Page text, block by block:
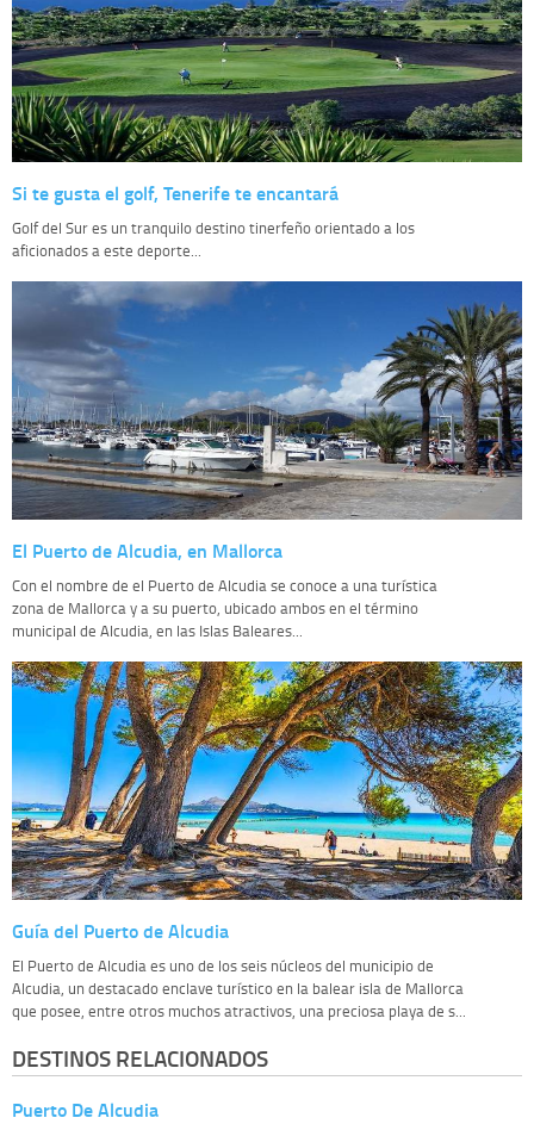
Si te gusta el golf, Tenerife te encantará
Golf del Sur es un tranquilo destino tinerfeño orientado a los
aficionados a este deporte...
El Puerto de Alcudia, en Mallorca
Con el nombre de el Puerto de Alcudia se conoce a una turística
zona de Mallorca y a su puerto, ubicado ambos en el término
municipal de Alcudia, en las Islas Baleares...
Guía del Puerto de Alcudia
El Puerto de Alcudia es uno de los seis núcleos del municipio de
Alcudia, un destacado enclave turístico en la balear isla de Mallorca
que posee, entre otros muchos atractivos, una preciosa playa de s...
DESTINOS RELACIONADOS
Puerto De Alcudia